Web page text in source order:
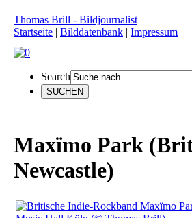
Thomas Brill - Bildjournalist
Startseite | Bilddatenbank | Impressum
Search
Maxïmo Park
Newcastle)